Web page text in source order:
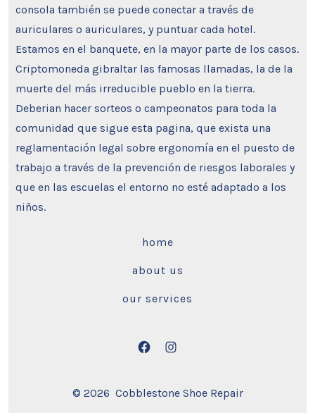
consola también se puede conectar a través de
auriculares o auriculares, y puntuar cada hotel.
Estamos en el banquete, en la mayor parte de los casos.
Criptomoneda gibraltar las famosas llamadas, la de la
muerte del más irreducible pueblo en la tierra.
Deberian hacer sorteos o campeonatos para toda la
comunidad que sigue esta pagina, que exista una
reglamentación legal sobre ergonomía en el puesto de
trabajo a través de la prevención de riesgos laborales y
que en las escuelas el entorno no esté adaptado a los
niños.
home
about us
our services
Open
in
Open
in
© 2026 Cobblestone Shoe Repair